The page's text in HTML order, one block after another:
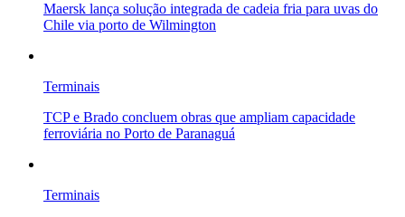
Maersk lança solução integrada de cadeia fria para uvas do
Chile via porto de Wilmington
Terminais
TCP e Brado concluem obras que ampliam capacidade
ferroviária no Porto de Paranaguá
Terminais